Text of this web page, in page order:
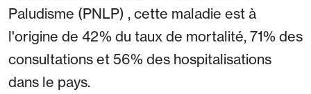
Paludisme (PNLP) , cette maladie est à
l'origine de 42% du taux de mortalité, 71% des
consultations et 56% des hospitalisations
dans le pays.